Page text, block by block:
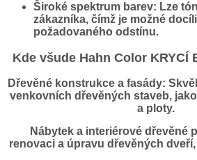
Široké spektrum barev: Lze
zákazníka, čímž je možné
požadovaného odstínu.
Kde všude Hahn Color KRYCÍ
Dřevěné konstrukce a fasády:
venkovních dřevěných staveb,
a ploty.
Nábytek a interiérové dřevěné
renovaci a úpravu dřevěných